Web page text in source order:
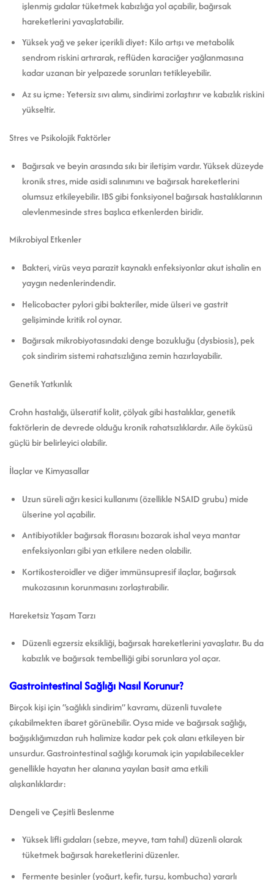
işlenmiş gıdalar tüketmek kabızlığa yol açabilir, bağırsak
hareketlerini yavaşlatabilir.
Yüksek yağ ve şeker içerikli diyet: Kilo artışı ve metabolik
sendrom riskini artırarak, reflüden karaciğer yağlanmasına
kadar uzanan bir yelpazede sorunları tetikleyebilir.
Az su içme: Yetersiz sıvı alımı, sindirimi zorlaştırır ve kabızlık riskini
yükseltir.
Stres ve Psikolojik Faktörler
Bağırsak ve beyin arasında sıkı bir iletişim vardır. Yüksek düzeyde
kronik stres, mide asidi salınımını ve bağırsak hareketlerini
olumsuz etkileyebilir. IBS gibi fonksiyonel bağırsak hastalıklarının
alevlenmesinde stres başlıca etkenlerden biridir.
Mikrobiyal Etkenler
Bakteri, virüs veya parazit kaynaklı enfeksiyonlar akut ishalin en
yaygın nedenlerindendir.
Helicobacter pylori gibi bakteriler, mide ülseri ve gastrit
gelişiminde kritik rol oynar.
Bağırsak mikrobiyotasındaki denge bozukluğu (dysbiosis), pek
çok sindirim sistemi rahatsızlığına zemin hazırlayabilir.
Genetik Yatkınlık
Crohn hastalığı, ülseratif kolit, çölyak gibi hastalıklar, genetik
faktörlerin de devrede olduğu kronik rahatsızlıklardır. Aile öyküsü
güçlü bir belirleyici olabilir.
İlaçlar ve Kimyasallar
Uzun süreli ağrı kesici kullanımı (özellikle NSAID grubu) mide
ülserine yol açabilir.
Antibiyotikler bağırsak florasını bozarak ishal veya mantar
enfeksiyonları gibi yan etkilere neden olabilir.
Kortikosteroidler ve diğer immünsupresif ilaçlar, bağırsak
mukozasının korunmasını zorlaştırabilir.
Hareketsiz Yaşam Tarzı
Düzenli egzersiz eksikliği, bağırsak hareketlerini yavaşlatır. Bu da
kabızlık ve bağırsak tembelliği gibi sorunlara yol açar.
Gastrointestinal Sağlığı Nasıl Korunur?
Birçok kişi için “sağlıklı sindirim” kavramı, düzenli tuvalete
çıkabilmekten ibaret görünebilir. Oysa mide ve bağırsak sağlığı,
bağışıklığımızdan ruh halimize kadar pek çok alanı etkileyen bir
unsurdur. Gastrointestinal sağlığı korumak için yapılabilecekler
genellikle hayatın her alanına yayılan basit ama etkili
alışkanlıklardır:
Dengeli ve Çeşitli Beslenme
Yüksek lifli gıdaları (sebze, meyve, tam tahıl) düzenli olarak
tüketmek bağırsak hareketlerini düzenler.
Fermente besinler (yoğurt, kefir, turşu, kombucha) yararlı